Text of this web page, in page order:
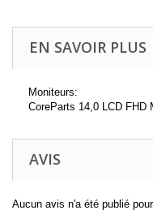
EN SAVOIR PLUS
Moniteurs:
CoreParts 14,0 LCD FHD
AVIS
Aucun avis n'a été publié